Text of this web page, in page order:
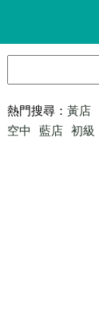
熱門搜尋： 黃店
空中 藍店 初級